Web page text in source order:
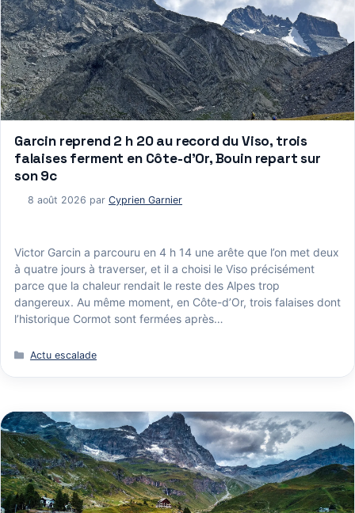
Garcin reprend 2 h 20 au record du Viso, trois
falaises ferment en Côte-d’Or, Bouin repart sur
son 9c
8 août 2026 par Cyprien Garnier
Victor Garcin a parcouru en 4 h 14 une arête que l’on met deux
à quatre jours à traverser, et il a choisi le Viso précisément
parce que la chaleur rendait le reste des Alpes trop
dangereux. Au même moment, en Côte-d’Or, trois falaises dont
l’historique Cormot sont fermées après…
Catégories
Actu escalade